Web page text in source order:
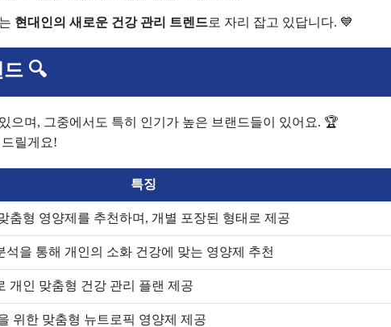
현대인의 새로운 건강 관리 트렌드로 자리 잡고 있답니다. 💙
🔍
으며, 그중에서도 특히 인기가 높은 브랜드들이 있어요. 🏆
릴게요!
특징
춤형 영양제를 추천하며, 개별 포장된 형태로 제공
석을 통해 개인의 소화 건강에 맞는 영양제 추천
개인 맞춤형 건강 관리 플랜 제공
위한 맞춤형 뉴트로픽 영양제 제공